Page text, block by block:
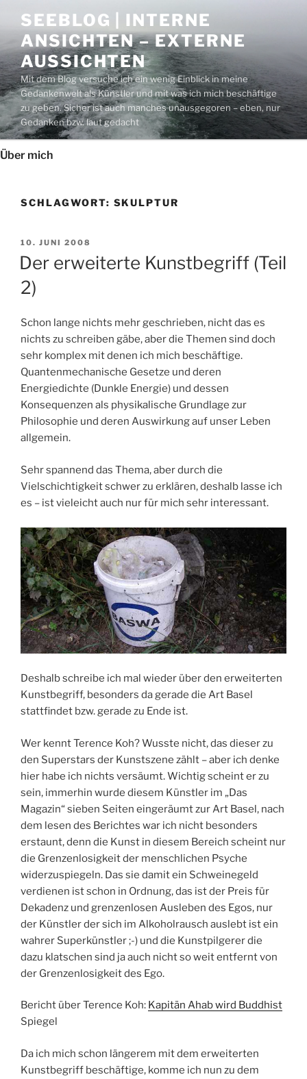
Inhalt
springen
SEEBLOG | INTERNE
ANSICHTEN – EXTERNE
AUSSICHTEN
Mit dem Blog versuche ich ein wenig Einblick in meine
Gedankenwelt als Künstler und mit was ich mich beschäftige
zu geben. Sicher ist auch manches unausgegoren – eben, nur
Gedanken bzw. laut gedacht
Über mich
SCHLAGWORT: SKULPTUR
VERÖFFENTLICHT
AM
10. JUNI 2008
Der erweiterte Kunstbegriff (Teil
2)
Schon lange nichts mehr geschrieben, nicht das es
nichts zu schreiben gäbe, aber die Themen sind doch
sehr komplex mit denen ich mich beschäftige.
Quantenmechanische Gesetze und deren
Energiedichte (Dunkle Energie) und dessen
Konsequenzen als physikalische Grundlage zur
Philosophie und deren Auswirkung auf unser Leben
allgemein.
Sehr spannend das Thema, aber durch die
Vielschichtigkeit schwer zu erklären, deshalb lasse ich
es – ist vieleicht auch nur für mich sehr interessant.
Deshalb schreibe ich mal wieder über den erweiterten
Kunstbegriff, besonders da gerade die Art Basel
stattfindet bzw. gerade zu Ende ist.
Wer kennt Terence Koh? Wusste nicht, das dieser zu
den Superstars der Kunstszene zählt – aber ich denke
hier habe ich nichts versäumt. Wichtig scheint er zu
sein, immerhin wurde diesem Künstler im „Das
Magazin“ sieben Seiten eingeräumt zur Art Basel, nach
dem lesen des Berichtes war ich nicht besonders
erstaunt, denn die Kunst in diesem Bereich scheint nur
die Grenzenlosigkeit der menschlichen Psyche
widerzuspiegeln. Das sie damit ein Schweinegeld
verdienen ist schon in Ordnung, das ist der Preis für
Dekadenz und grenzenlosen Ausleben des Egos, nur
der Künstler der sich im Alkoholrausch auslebt ist ein
wahrer Superkünstler ;-) und die Kunstpilgerer die
dazu klatschen sind ja auch nicht so weit entfernt von
der Grenzenlosigkeit des Ego.
Bericht über Terence Koh: Kapitän Ahab wird Buddhist
Spiegel
Da ich mich schon längerem mit dem erweiterten
Kunstbegriff beschäftige, komme ich nun zu dem